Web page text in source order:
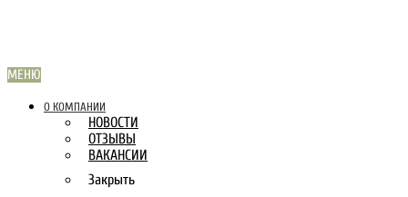
МЕНЮ
О КОМПАНИИ
НОВОСТИ
ОТЗЫВЫ
ВАКАНСИИ
Закрыть